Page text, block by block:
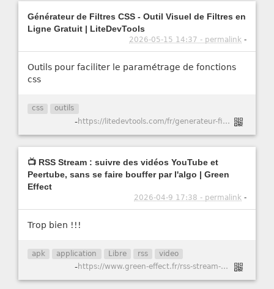
Générateur de Filtres CSS - Outil Visuel de Filtres en
Ligne Gratuit | LiteDevTools
2026-05-15 14:37 - permalink -
Outils pour faciliter le paramétrage de fonctions
css
css outils
- https://litedevtools.com/fr/generateur-filtre-css/
📺 RSS Stream : suivre des vidéos YouTube et
Peertube, sans se faire bouffer par l'algo | Green
Effect
2026-04-9 17:38 - permalink -
Trop bien !!!
apk application Libre rss video
- https://www.green-effect.fr/rss-stream-suivre-des-videos-youtube-et-peertube-sans-se-faire-bouffer-par-l-algo